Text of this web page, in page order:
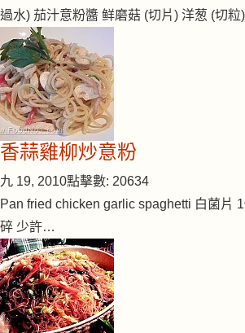
過水) 茄汁意粉醬 鲜磨菇 (切片) 洋葱 (切粒)
香蒜雞柳炒意粉
九 19, 2010點擊數: 20634
Pan fried chicken garlic spaghetti 白菌片
碎 少許…